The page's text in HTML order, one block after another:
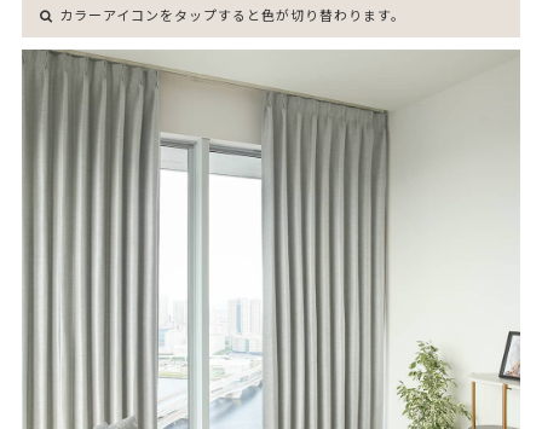
カラーアイコンをタップすると色が切り替わります。